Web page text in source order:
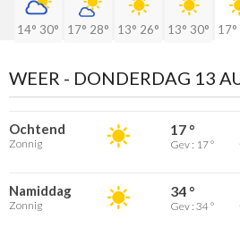
14° 30° 17° 28° 13° 26° 13° 30° 17°
WEER - DONDERDAG 13
Ochtend
Zonnig
17 °
Gev : 17 °
Namiddag
Zonnig
34 °
Gev : 34 °